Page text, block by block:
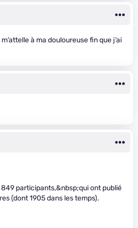
à ma douloureuse fin que j’ai
849 participants,&nbsp;qui ont publié
(dont 1905 dans les temps).